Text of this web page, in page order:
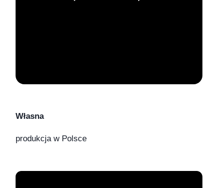
Własna
produkcja w Polsce